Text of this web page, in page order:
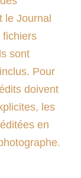
le Journal
fichiers
sont
Pour
doivent
les
en